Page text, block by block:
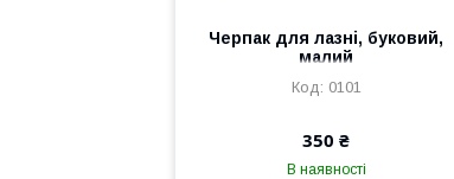
Черпак для лазні, буковий,
малий
0101
350 ₴
В наявності